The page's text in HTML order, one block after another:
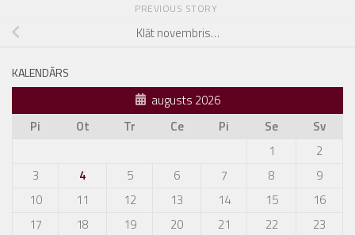
PREVIOUS STORY
Klāt novembris…
KALENDĀRS
augusts 2026
Pi
Ot Tr Ce Pi Se
Sv
1
2
3
4 5 6 7 8
9
10
11 12 13 14 15
16
17
18 19 20 21 22
23